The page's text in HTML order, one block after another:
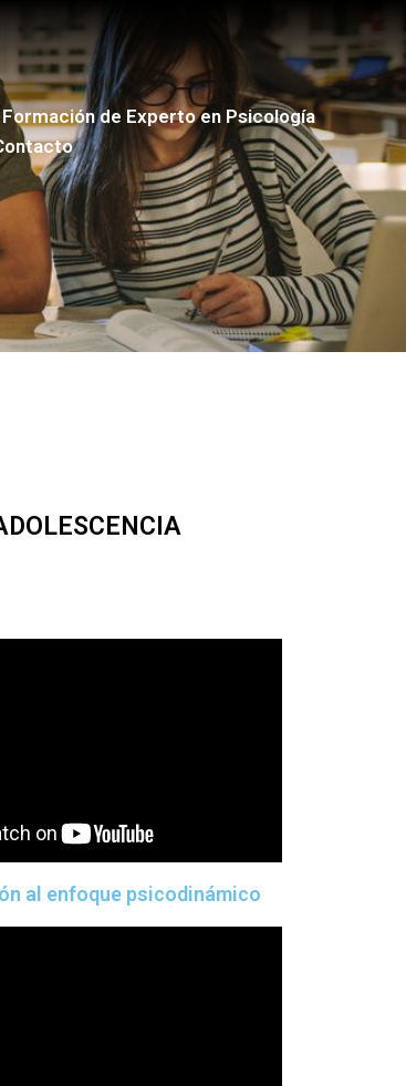
Formación de Experto en Psicología
al enfoque psicodinámico